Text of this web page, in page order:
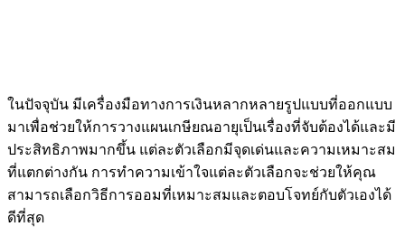
ในปัจจุบัน มีเครื่องมือทางการเงินหลากหลายรูปแบบที่ออกแบบ
มาเพื่อช่วยให้การวางแผนเกษียณอายุเป็นเรื่องที่จับต้องได้และมี
ประสิทธิภาพมากขึ้น แต่ละตัวเลือกมีจุดเด่นและความเหมาะสม
ที่แตกต่างกัน การทำความเข้าใจแต่ละตัวเลือกจะช่วยให้คุณ
สามารถเลือกวิธีการออมที่เหมาะสมและตอบโจทย์กับตัวเองได้
ดีที่สุด